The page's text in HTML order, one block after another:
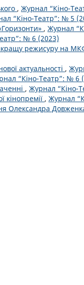
, Журнал “Кіно-
“Кіно-Театр”: № 5
, Журнал
№ 6 (2023)
режисуру на
актуальності ,
“Кіно-Театр”: № 6
, Журнал “Кіно-
кінопремії , Журнал
Олександра